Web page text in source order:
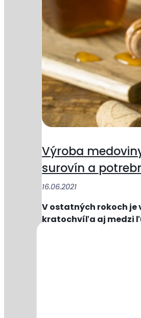
Výroba
surovín a
16.06.2021
V ostatných rokoch
kratochvíľa aj medzi